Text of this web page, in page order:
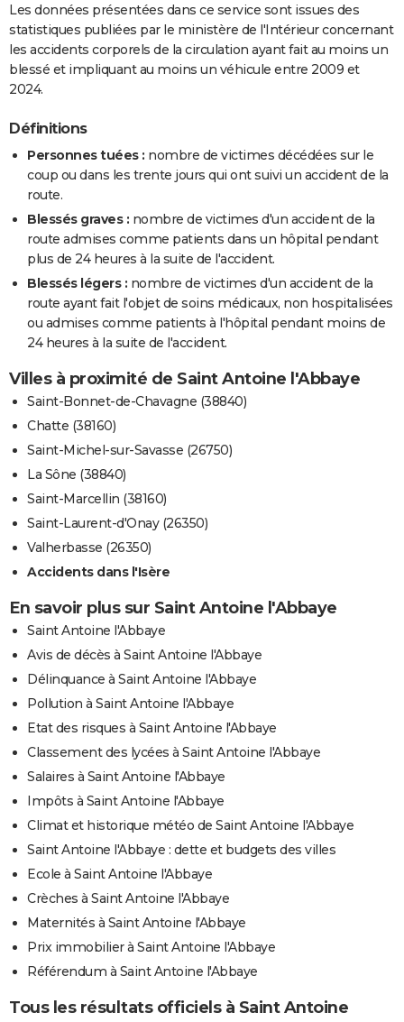
Les données présentées dans ce service sont issues des
statistiques publiées par le ministère de l'Intérieur concernant
les accidents corporels de la circulation ayant fait au moins un
blessé et impliquant au moins un véhicule entre 2009 et
2024.
Définitions
Personnes tuées : nombre de victimes décédées sur le
coup ou dans les trente jours qui ont suivi un accident de la
route.
Blessés graves : nombre de victimes d'un accident de la
route admises comme patients dans un hôpital pendant
plus de 24 heures à la suite de l'accident.
Blessés légers : nombre de victimes d'un accident de la
route ayant fait l'objet de soins médicaux, non hospitalisées
ou admises comme patients à l'hôpital pendant moins de
24 heures à la suite de l'accident.
Villes à proximité de Saint Antoine l'Abbaye
Saint-Bonnet-de-Chavagne (38840)
Chatte (38160)
Saint-Michel-sur-Savasse (26750)
La Sône (38840)
Saint-Marcellin (38160)
Saint-Laurent-d'Onay (26350)
Valherbasse (26350)
Accidents dans l'Isère
En savoir plus sur Saint Antoine l'Abbaye
Saint Antoine l'Abbaye
Avis de décès à Saint Antoine l'Abbaye
Délinquance à Saint Antoine l'Abbaye
Pollution à Saint Antoine l'Abbaye
Etat des risques à Saint Antoine l'Abbaye
Classement des lycées à Saint Antoine l'Abbaye
Salaires à Saint Antoine l'Abbaye
Impôts à Saint Antoine l'Abbaye
Climat et historique météo de Saint Antoine l'Abbaye
Saint Antoine l'Abbaye : dette et budgets des villes
Ecole à Saint Antoine l'Abbaye
Crèches à Saint Antoine l'Abbaye
Maternités à Saint Antoine l'Abbaye
Prix immobilier à Saint Antoine l'Abbaye
Référendum à Saint Antoine l'Abbaye
Tous les résultats officiels à Saint Antoine